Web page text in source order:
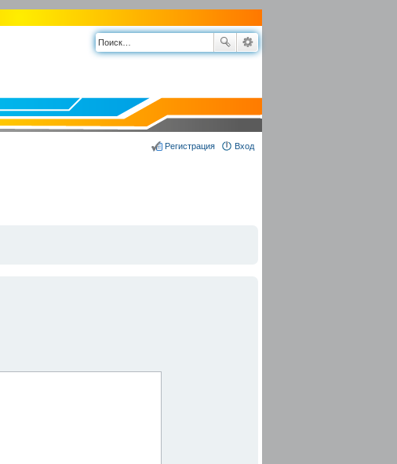
Вход
Регистрация